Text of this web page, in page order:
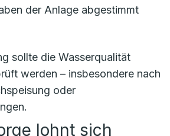
der Anlage abgestimmt
sollte die Wasserqualität
werden – insbesondere nach
oder
lohnt sich